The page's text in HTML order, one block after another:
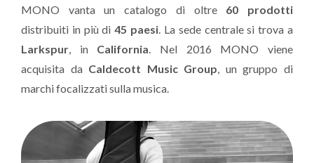
MONO vanta un catalogo di oltre 60 prodotti
distribuiti in più di45 paesi . La sede centrale si trova a
Larkspur , in California . Nel 2016 MONO viene
acquisita da Caldecott Music Group , un gruppo di
marchi focalizzati sulla musica.